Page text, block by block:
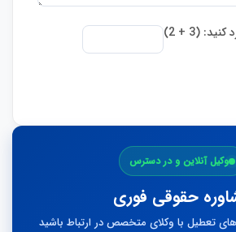
(3 + 2)
وکیل آنلاین و در دسترس
حقوقی فوری
تعطیل با وکلای متخصص در ارتباط باشید